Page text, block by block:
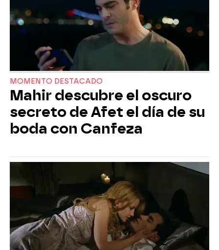
MOMENTO DESTACADO
Mahir descubre el oscuro
secreto de Afet el día de su
boda con Canfeza